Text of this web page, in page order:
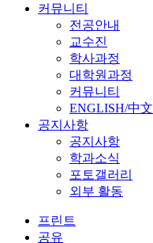
커뮤니티
전공안내
교수진
학사과정
대학원과정
커뮤니티
ENGLISH/中文
공지사항
공지사항
학과소식
포토갤러리
외부 활동
프린트
공유